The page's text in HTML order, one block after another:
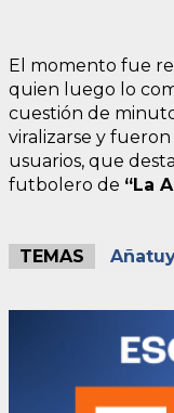
El momento fue
quien luego lo
cuestión de
viralizarse y
usuarios, que
futbolero de “La
TEMAS